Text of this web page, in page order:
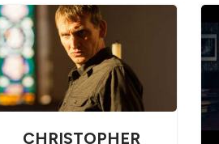
CHRISTOPHER